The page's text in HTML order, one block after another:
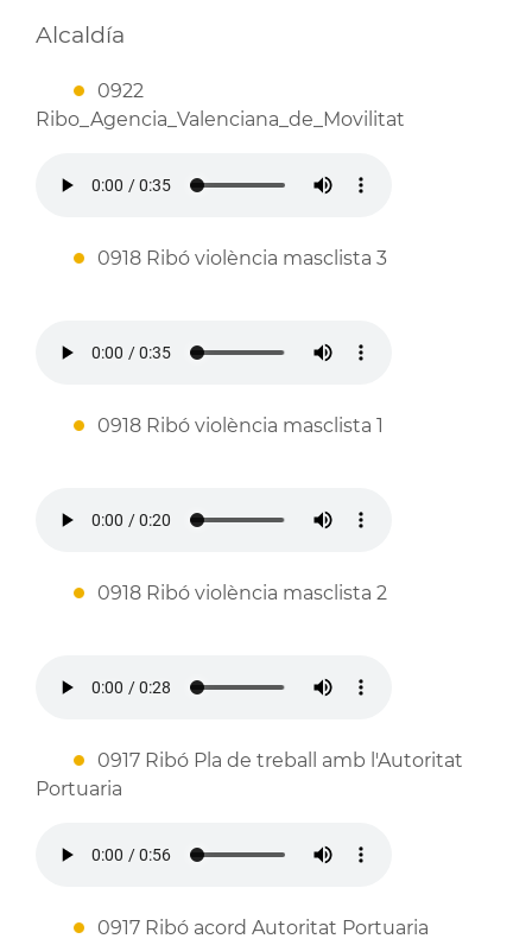
Alcaldía
0922
Ribo_Agencia_Valenciana_de_Movilitat
0918 Ribó violència masclista 3
0918 Ribó violència masclista 1
0918 Ribó violència masclista 2
0917 Ribó Pla de treball amb l'Autoritat
Portuaria
0917 Ribó acord Autoritat Portuaria